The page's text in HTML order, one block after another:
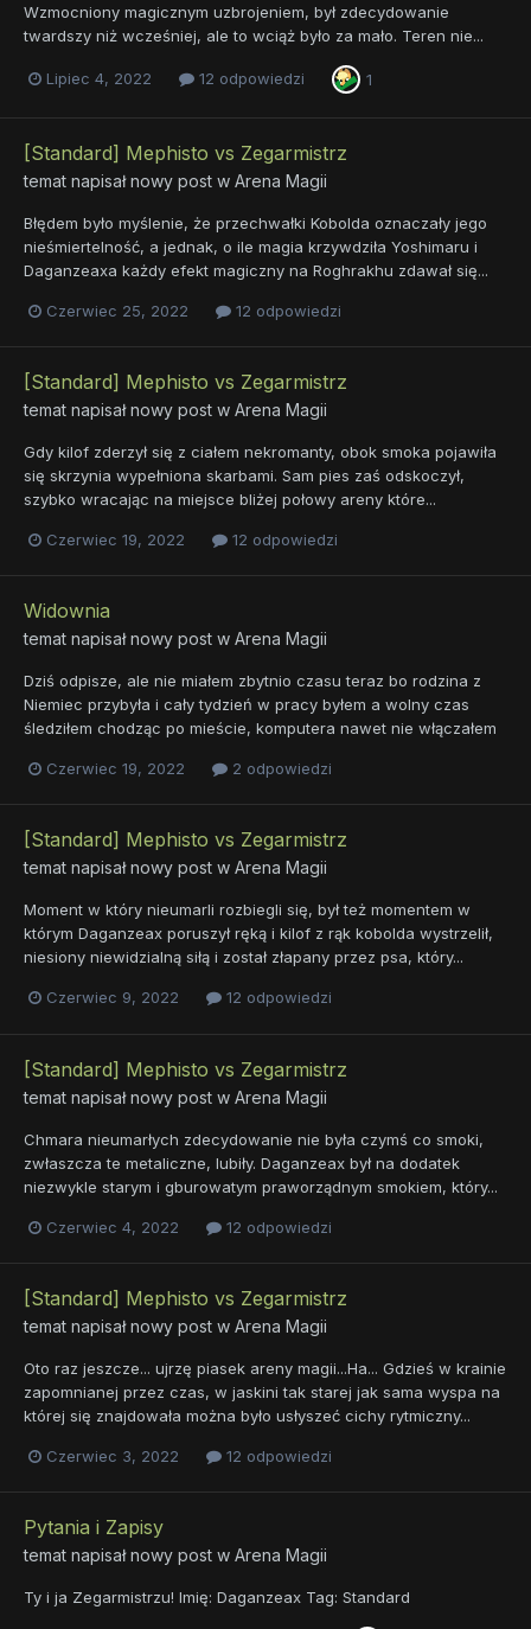
Wzmocniony magicznym uzbrojeniem, był zdecydowanie
twardszy niż wcześniej, ale to wciąż było za mało. Teren nie...
Lipiec 4, 2022 12 odpowiedzi 1
[Standard] Mephisto vs Zegarmistrz
temat napisał nowy post w Arena Magii
Błędem było myślenie, że przechwałki Kobolda oznaczały jego
nieśmiertelność, a jednak, o ile magia krzywdziła Yoshimaru i
Daganzeaxa każdy efekt magiczny na Roghrakhu zdawał się...
Czerwiec 25, 2022 12 odpowiedzi
[Standard] Mephisto vs Zegarmistrz
temat napisał nowy post w Arena Magii
Gdy kilof zderzył się z ciałem nekromanty, obok smoka pojawiła
się skrzynia wypełniona skarbami. Sam pies zaś odskoczył,
szybko wracając na miejsce bliżej połowy areny które...
Czerwiec 19, 2022 12 odpowiedzi
Widownia
temat napisał nowy post w Arena Magii
Dziś odpisze, ale nie miałem zbytnio czasu teraz bo rodzina z
Niemiec przybyła i cały tydzień w pracy byłem a wolny czas
śledziłem chodząc po mieście, komputera nawet nie włączałem
Czerwiec 19, 2022 2 odpowiedzi
[Standard] Mephisto vs Zegarmistrz
temat napisał nowy post w Arena Magii
Moment w który nieumarli rozbiegli się, był też momentem w
którym Daganzeax poruszył ręką i kilof z rąk kobolda wystrzelił,
niesiony niewidzialną siłą i został złapany przez psa, który...
Czerwiec 9, 2022 12 odpowiedzi
[Standard] Mephisto vs Zegarmistrz
temat napisał nowy post w Arena Magii
Chmara nieumarłych zdecydowanie nie była czymś co smoki,
zwłaszcza te metaliczne, lubiły. Daganzeax był na dodatek
niezwykle starym i gburowatym praworządnym smokiem, który...
Czerwiec 4, 2022 12 odpowiedzi
[Standard] Mephisto vs Zegarmistrz
temat napisał nowy post w Arena Magii
Oto raz jeszcze... ujrzę piasek areny magii...Ha... Gdzieś w krainie
zapomnianej przez czas, w jaskini tak starej jak sama wyspa na
której się znajdowała można było usłyszeć cichy rytmiczny...
Czerwiec 3, 2022 12 odpowiedzi
Pytania i Zapisy
temat napisał nowy post w Arena Magii
Ty i ja Zegarmistrzu! Imię: Daganzeax Tag: Standard